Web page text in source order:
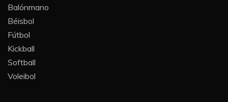
Balónmano
Béisbol
Fútbol
Kickball​
Softball​
Voleibol​